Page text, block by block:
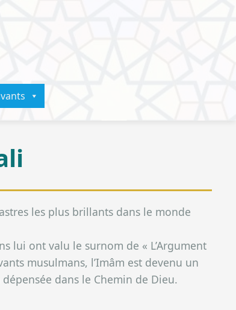
les plus brillants dans le monde
lui ont valu le surnom de « L’Argument
musulmans, l’Imâm est devenu un
dans le Chemin de Dieu.